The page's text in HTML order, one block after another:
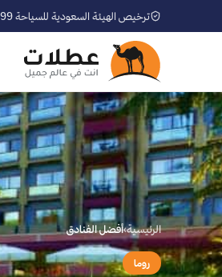
ترخيص الهيئة السعودية للسياحة 73105299
الرئيسية›أفضل الفنادق
روما